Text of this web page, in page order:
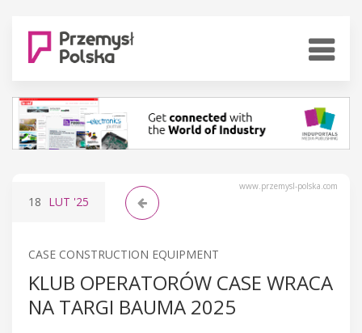
www.przemysl-polska.com
18 LUT '25
CASE CONSTRUCTION EQUIPMENT
KLUB OPERATORÓW CASE WRACA
NA TARGI BAUMA 2025